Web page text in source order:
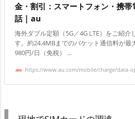
金・割引：スマートフォン・携帯
話 | au
海外ダブル定額（5G／4G LTE）をご紹介
す。約24.4MBまでのパケット通信料が最
980円/日（免税） ...
https://www.au.com/mobile/charge/data-